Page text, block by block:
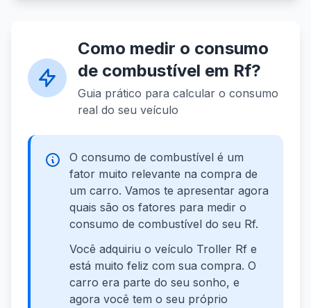
Como medir o consumo
de combustível em Rf?
Guia prático para calcular o consumo
real do seu veículo
O consumo de combustível é um
fator muito relevante na compra de
um carro. Vamos te apresentar agora
quais são os fatores para medir o
consumo de combustível do seu Rf.
Você adquiriu o veículo Troller Rf e
está muito feliz com sua compra. O
carro era parte do seu sonho, e
agora você tem o seu próprio